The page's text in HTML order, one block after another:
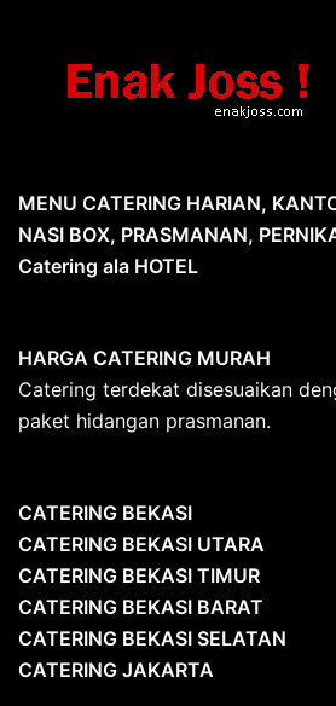
MENU CATERING HARIAN,
NASI BOX, PRASMANAN,
Catering ala HOTEL
HARGA CATERING MURAH
Catering terdekat disesuaikan
paket hidangan prasmanan.
CATERING BEKASI
CATERING BEKASI UTARA
CATERING BEKASI TIMUR
CATERING BEKASI BARAT
CATERING BEKASI SELATAN
CATERING JAKARTA